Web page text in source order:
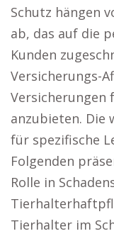
Schutz hängen
ab, das auf die
Kunden
Versicherungs-
Versicherungen
anzubieten. Die
für spezifische
Folgenden
Rolle in
Tierhalter im